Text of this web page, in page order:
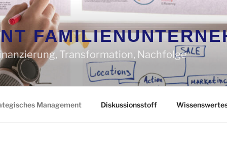
Transformation, Nachfolge
Management Diskussionsstoff